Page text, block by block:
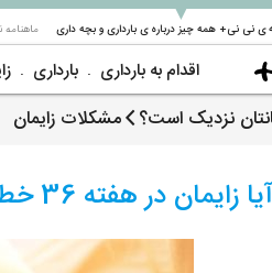
ی نی نی+ همه چیز درباره ی بارداری و بچه داری
▼ ماهنامه
اقدام به بارداری بارداری
نزدیک است؟ مشکلات زایمان
آیا زایمان در هفته 36 خطرناک است یا نه ؟